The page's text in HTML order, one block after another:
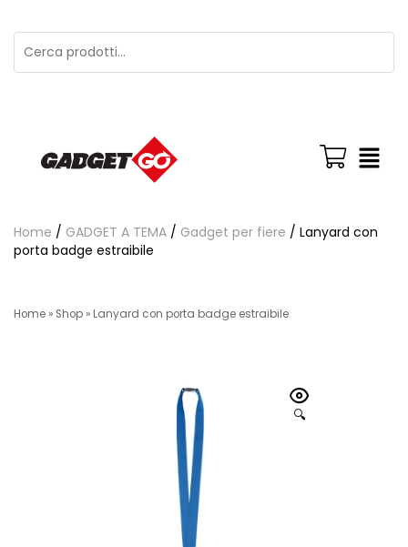
Home / GADGET A TEMA / Gadget per fiere / Lanyard con
porta badge estraibile
Home » Shop » Lanyard con porta badge estraibile
🔍